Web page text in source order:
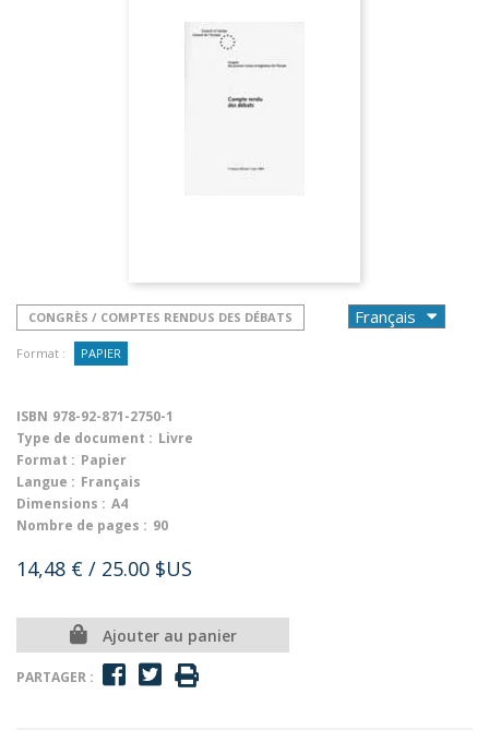
CONGRÈS / COMPTES RENDUS DES DÉBATS
Format : PAPIER
ISBN 978-92-871-2750-1
Type de document : Livre
Format : Papier
Langue : Français
Dimensions : A4
Nombre de pages : 90
14,48 € / 25.00 $US
Ajouter au panier
PARTAGER :